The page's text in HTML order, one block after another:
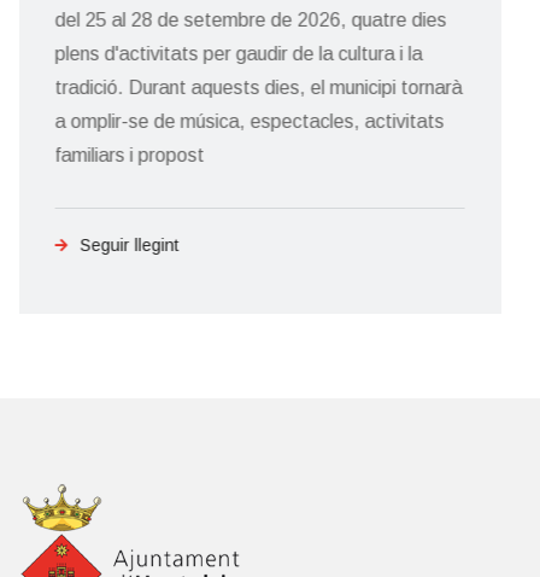
Finalitza la rehabilitació del
claustre de l'Ajuntament amb la
renovació de la façana
inclòs el pintat i renovació de la façana per